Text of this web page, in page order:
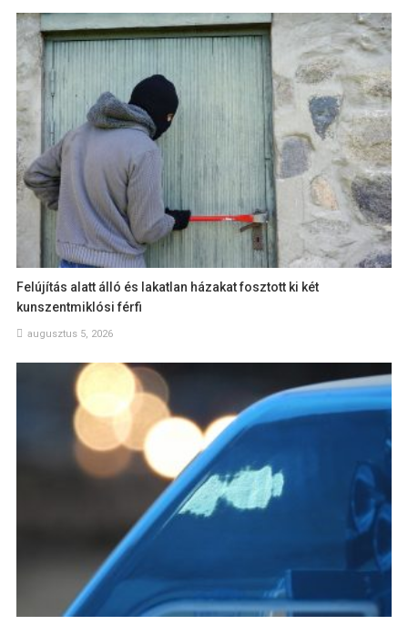
Felújítás alatt álló és lakatlan házakat fosztott ki két
kunszentmiklósi férfi
augusztus 5, 2026